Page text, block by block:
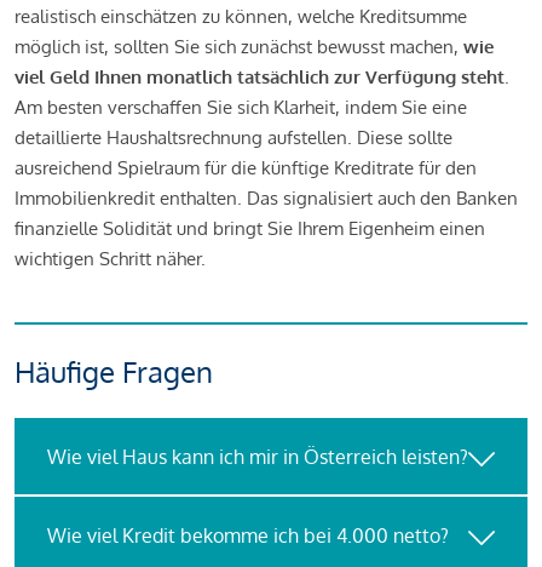
realistisch einschätzen zu können, welche Kreditsumme
möglich ist, sollten Sie sich zunächst bewusst machen, wie
viel Geld Ihnen monatlich tatsächlich zur Verfügung steht.
Am besten verschaffen Sie sich Klarheit, indem Sie eine
detaillierte Haushaltsrechnung aufstellen. Diese sollte
ausreichend Spielraum für die künftige Kreditrate für den
Immobilienkredit enthalten. Das signalisiert auch den Banken
finanzielle Solidität und bringt Sie Ihrem Eigenheim einen
wichtigen Schritt näher.
Häufige Fragen
Wie viel Haus kann ich mir in Österreich leisten?
Wie viel Kredit bekomme ich bei 4.000 netto?